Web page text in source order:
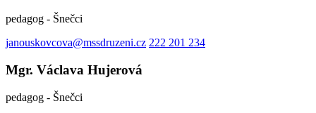
pedagog - Šnečci
janouskovcova@mssdruzeni.cz 222 201 234
Mgr. Václava Hujerová
pedagog - Šnečci